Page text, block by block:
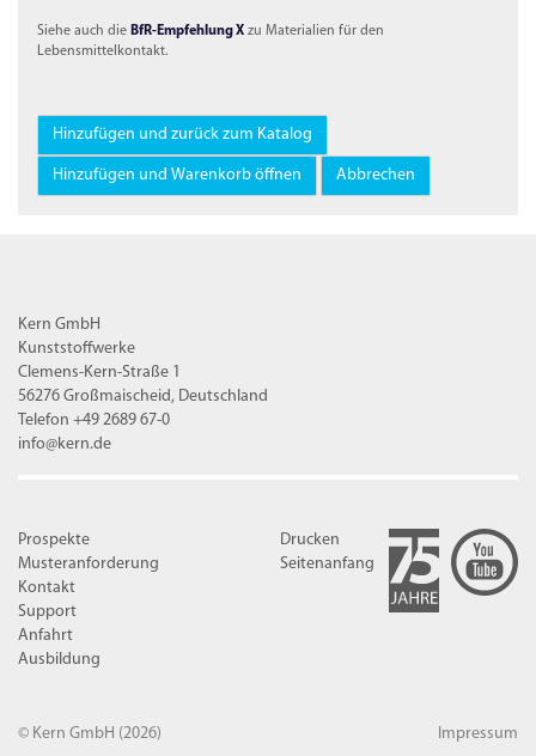
Siehe auch dieBfR-Empfehlung X zu Materialien für den
Lebensmittelkontakt.
Kern GmbH
Kunststoffwerke
Clemens-Kern-Straße 1
56276 Großmaischeid, Deutschland
Telefon +49 2689 67-0
info@kern.de
Prospekte
Musteranforderung
Kontakt
Support
Anfahrt
Ausbildung
Drucken
Seitenanfang
© Kern GmbH (2026) Impressum